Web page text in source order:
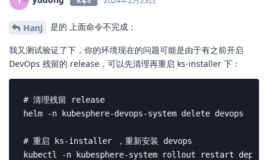
HanJ 是的 上面命令不完成；
我又测试验证了下，你的环境现在的问题可能是由于有之前开启
DevOps 残留的 release，可以先清理再重启 ks-installer 下：
# 清理残留 release
helm -n kubesphere-devops-system delete devops
# 重启 ks-installer ，重新安装 devops
kubectl -n kubesphere-system rollout restart